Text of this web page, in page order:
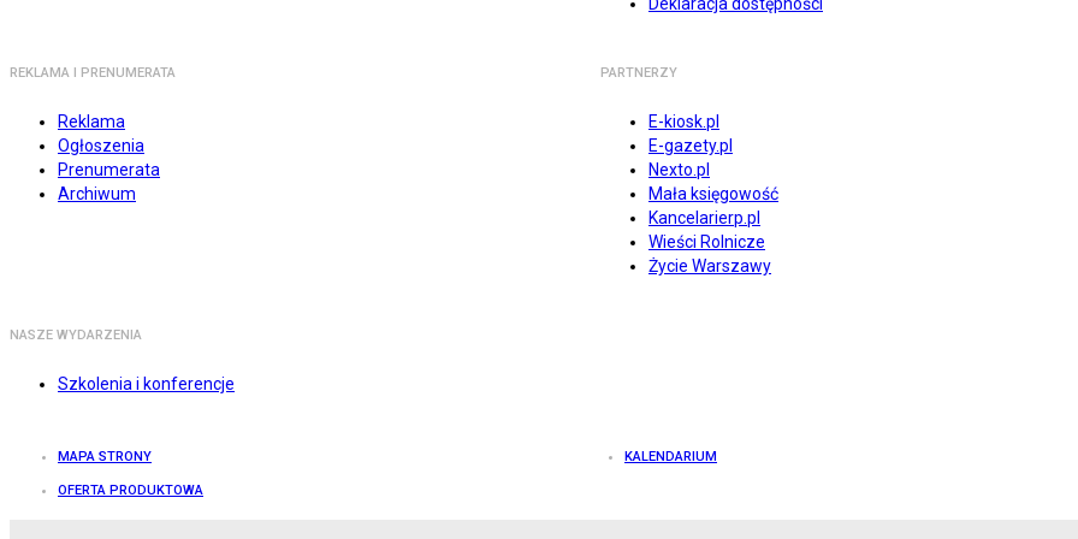
REKLAMA I PRENUMERATA
Reklama
Ogłoszenia
Prenumerata
Archiwum
PARTNERZY
E-kiosk.pl
E-gazety.pl
Nexto.pl
Mała księgowość
Kancelarierp.pl
Wieści Rolnicze
Życie Warszawy
NASZE WYDARZENIA
Szkolenia i konferencje
MAPA STRONY KALENDARIUM
OFERTA PRODUKTOWA